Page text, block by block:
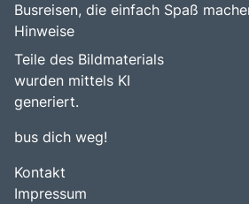
Busreisen, die einfach Spaß
Hinweise
Teile des Bildmaterials
wurden mittels KI
generiert.
bus dich weg!
Kontakt
Impressum